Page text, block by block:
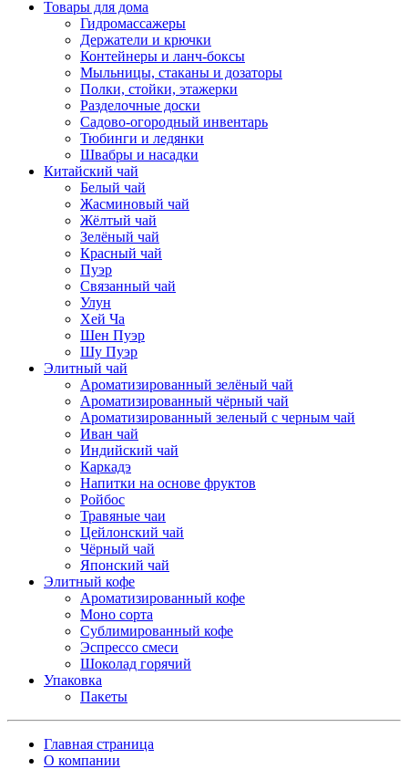
Товары для дома
Гидромассажеры
Держатели и крючки
Контейнеры и ланч-боксы
Мыльницы, стаканы и дозаторы
Полки, стойки, этажерки
Разделочные доски
Садово-огородный инвентарь
Тюбинги и ледянки
Швабры и насадки
Китайский чай
Белый чай
Жасминовый чай
Жёлтый чай
Зелёный чай
Красный чай
Пуэр
Связанный чай
Улун
Хей Ча
Шен Пуэр
Шу Пуэр
Элитный чай
Ароматизированный зелёный чай
Ароматизированный чёрный чай
Ароматизированный зеленый с черным чай
Иван чай
Индийский чай
Каркадэ
Напитки на основе фруктов
Ройбос
Травяные чаи
Цейлонский чай
Чёрный чай
Японский чай
Элитный кофе
Ароматизированный кофе
Моно сорта
Сублимированный кофе
Эспрессо смеси
Шоколад горячий
Упаковка
Пакеты
Главная страница
О компании